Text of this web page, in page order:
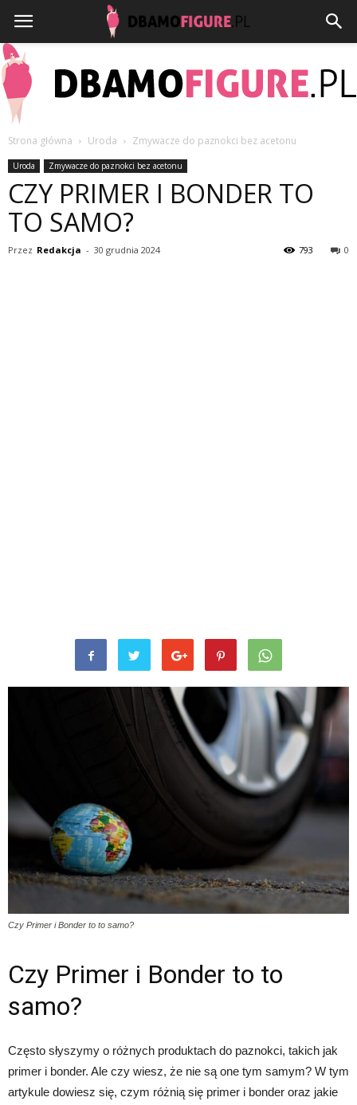
Dbamofigure.pl
Strona główna Uroda Zmywacze do paznokci bez acetonu
Uroda Zmywacze do paznokci bez acetonu
CZY PRIMER I BONDER TO
TO SAMO?
Przez Redakcja - 30 grudnia 2024 0
793
Czy Primer i Bonder to to samo?
Czy Primer i Bonder to to
samo?
Często słyszymy o różnych produktach do paznokci, takich jak
primer i bonder. Ale czy wiesz, że nie są one tym samym? W tym
artykule dowiesz się, czym różnią się primer i bonder oraz jakie